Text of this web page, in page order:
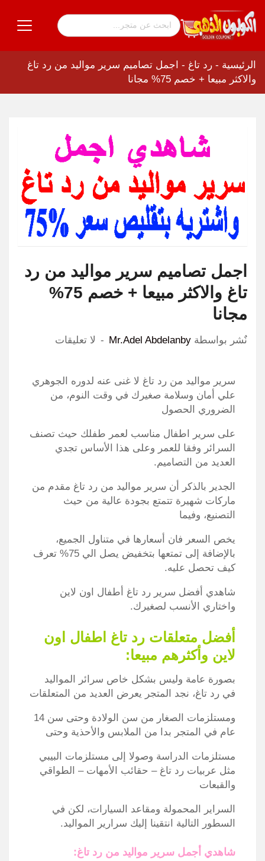
الرئيسية - رد تاغ - اجمل تصاميم سرير مواليد من رد تاغ
والاكثر مبيعا + خصم 75% مجانا
اجمل تصاميم سرير مواليد من رد
تاغ والاكثر مبيعا + خصم 75%
مجانا
نٌشر بواسطة Mr.Adel Abdelanby لا تعليقات
سرير مواليد من رد تاغ لا غنى عنه لدوره الجوهري
علي أمان وسلامة صغيرك في وقت النوم، من
الضروري الحصول
على سرير اطفال مناسب لعمر طفلك حيث تصنف
السرائر وفقا للعمر وعلى هذا الأساس تجدي
العديد من التصاميم.
الجدير بالذكر أن سرير مواليد من رد تاغ مقدم من
ماركات شهيرة تتمتع بجودة عالية من حيث
التصنيع، وفيما
يخص السعر فان أسعارها في متناول الجميع،
بالإضافة إلى تمتعها بتخفيض يصل الي 75% تعرف
كيف تحصل عليه.
شاهدي أفضل سرير رد تاغ أطفال اون لاين
واختاري الأنسب لصغيرك.
أفضل متعلقات رد تاغ اطفال اون
لاين وأكثرهم مبيعا:
بصورة عامة وليس بشكل خاص سرائر المواليد
في رد تاغ، نجد المتجر يعرض العديد من المتعلقات
ومستلزمات الصغار من سن الولادة وحتى سن 14
عام في المتجر بدا من الملابس والأحذية وحتى
مستلزمات الدراسة وصولا إلى مستلزمات البيبي
مثل عربيات رد تاغ – حقائب الأمهات – الطواقي
والقبعات
السراير المحمولة ومقاعد السيارات، لكن في
السطور التالية انتقينا إليك سرارير المواليد.
شاهدي أجمل سرير مواليد من رد تاغ: